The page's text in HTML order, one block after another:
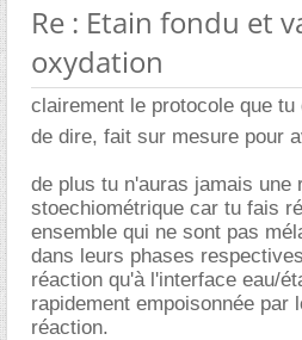
Re : Etain fondu et
oxydation
clairement le protocole que
de dire, fait sur mesure pour
de plus tu n'auras jamais une
stoechiométrique car tu fais
ensemble qui ne sont pas
dans leurs phases
réaction qu'à l'interface eau/
rapidement empoisonnée par
réaction.